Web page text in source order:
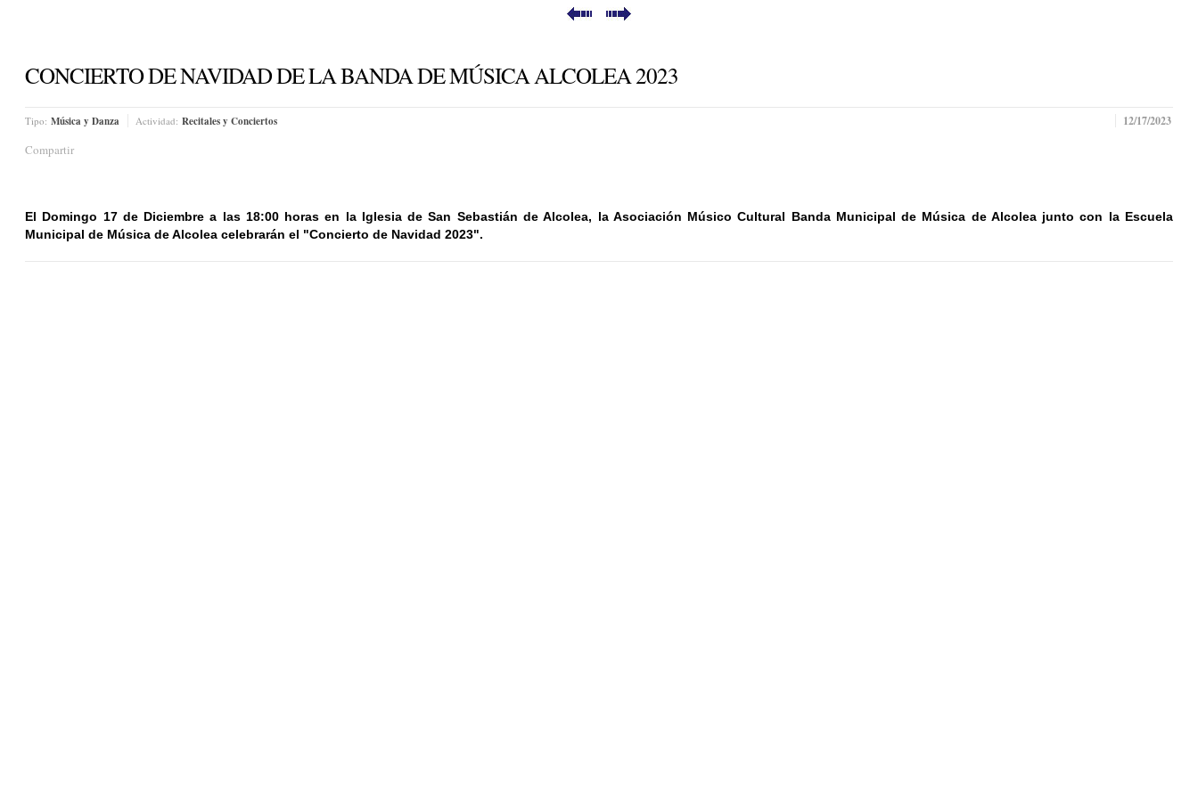
CONCIERTO DE NAVIDAD DE LA BANDA DE MÚSICA ALCOLEA 2023
Tipo: Música y Danza Actividad: Recitales y Conciertos 12/17/2023
Compartir
El Domingo 17 de Diciembre a las 18:00 horas en la Iglesia de San Sebastián de Alcolea, la Asociación Músico Cultural Banda Municipal de Música de Alcolea junto con la Escuela
Municipal de Música de Alcolea celebrarán el "Concierto de Navidad 2023".